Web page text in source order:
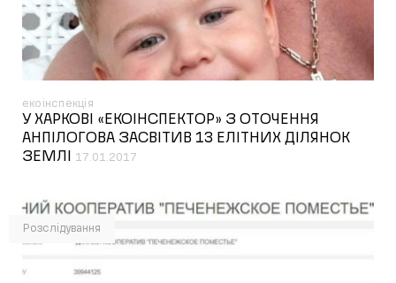
екоінспекція
У ХАРКОВІ «ЕКОІНСПЕКТОР» З ОТОЧЕННЯ
АНПІЛОГОВА ЗАСВІТИВ 13 ЕЛІТНИХ ДІЛЯНОК
ЗЕМЛІ
17.01.2017
Розслідування